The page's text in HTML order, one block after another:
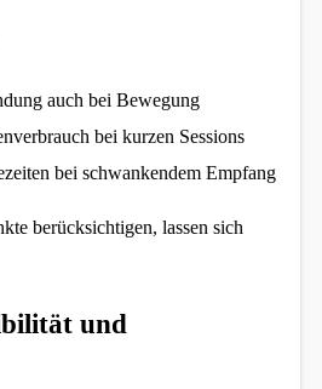
auch bei Bewegung
bei kurzen Sessions
bei schwankendem Empfang
berücksichtigen, lassen sich
und